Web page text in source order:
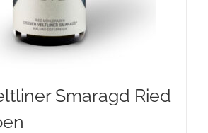
Smaragd Ried